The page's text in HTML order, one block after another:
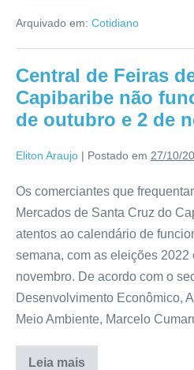
Arquivado em: Cotidiano
Central de Feiras
Capibaribe não
de outubro e 2 de
Eliton Araujo | Postado em 27/10/
Os comerciantes que
Mercados de Santa Cruz do
atentos ao calendário de
semana, com as eleições 2022
novembro. De acordo com o
Desenvolvimento Econômico,
Meio Ambiente, Marcelo
Leia mais